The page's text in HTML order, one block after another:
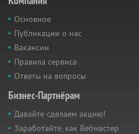
Основное
Публикации о нас
Вакансии
Правила сервиса
Ответы на вопросы
Бизнес-Партнёрам
Давайте сделаем акцию!
Заработайте, как Вебмастер